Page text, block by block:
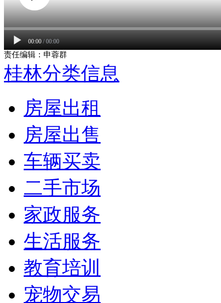
00:00 / 00:00
责任编辑：申蓉群
桂林分类信息
房屋出租
房屋出售
车辆买卖
二手市场
家政服务
生活服务
教育培训
宠物交易